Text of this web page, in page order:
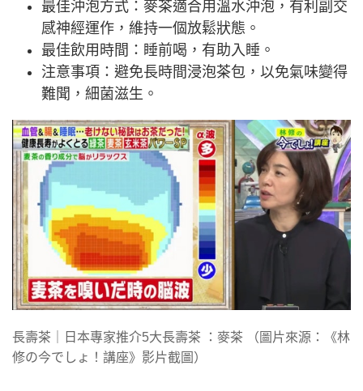
最佳沖泡方式：麥茶適合用溫水沖泡，有利副交
感神經運作，維持一個放鬆狀態。
最佳飲用時間：睡前喝，有助入睡。
注意事項：避免長時間浸泡茶包，以免氣味變得
難聞，細菌滋生。
長壽茶｜日本專家推介5大長壽茶 ：麥茶 （圖片來源：《林
修の今でしょ！講座》影片截圖）